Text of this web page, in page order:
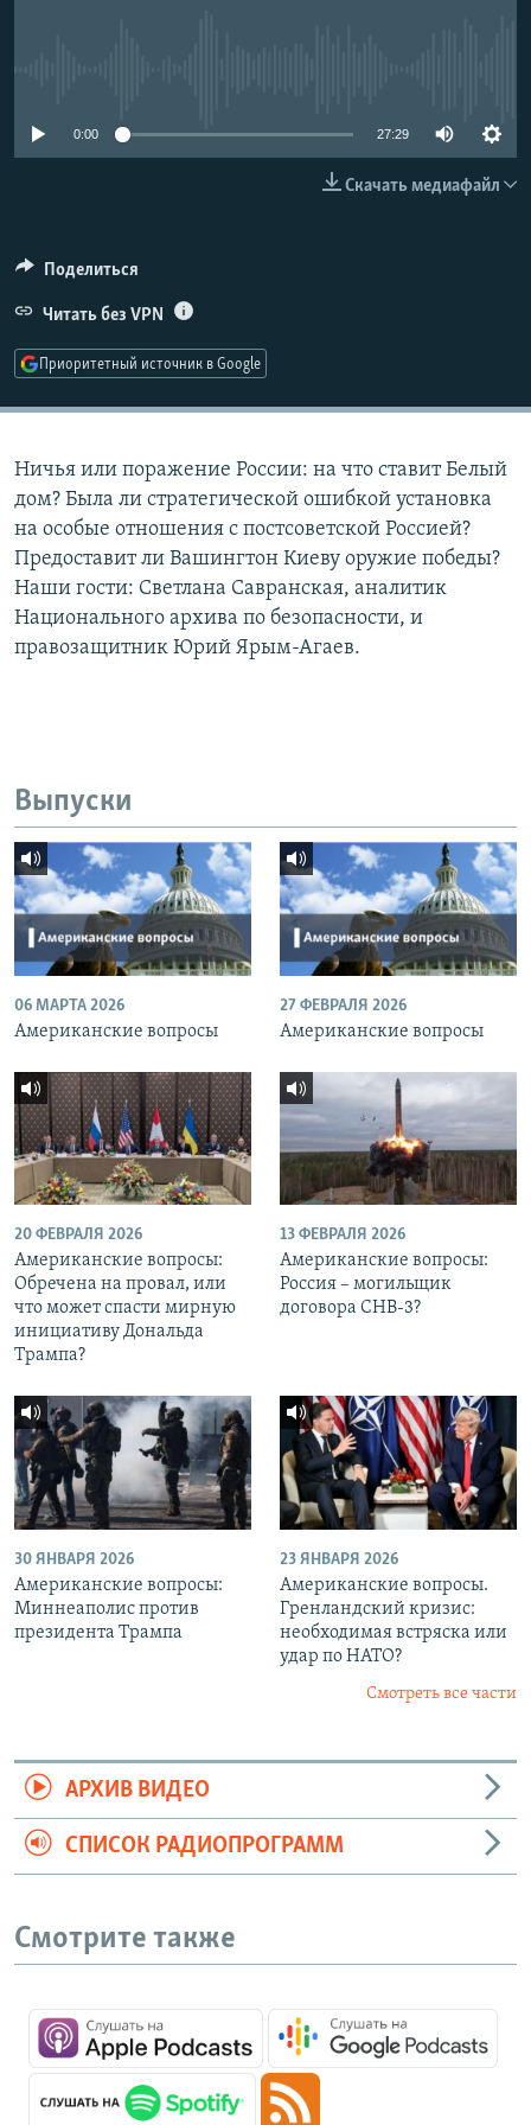
СОЦИАЛЬНЫЕ СЕТИ
0:00 27:29
Скачать медиафайл
Поделиться
Читать без VPN
Приоритетный источник в Google
Ничья или поражение России: на что ставит Белый
дом? Была ли стратегической ошибкой установка
на особые отношения с постсоветской Россией?
Предоставит ли Вашингтон Киеву оружие победы?
Наши гости: Светлана Савранская, аналитик
Национального архива по безопасности, и
правозащитник Юрий Ярым-Агаев.
Выпуски
06 МАРТА 2026
Американские вопросы
27 ФЕВРАЛЯ 2026
Американские вопросы
20 ФЕВРАЛЯ 2026
Американские вопросы:
Обречена на провал, или
что может спасти мирную
инициативу Дональда
Трампа?
13 ФЕВРАЛЯ 2026
Американские вопросы:
Россия – могильщик
договора СНВ-3?
30 ЯНВАРЯ 2026
Американские вопросы:
Миннеаполис против
президента Трампа
23 ЯНВАРЯ 2026
Американские вопросы.
Гренландский кризис:
необходимая встряска или
удар по НАТО?
Смотреть все части
АРХИВ ВИДЕО
СПИСОК РАДИОПРОГРАММ
Смотрите также